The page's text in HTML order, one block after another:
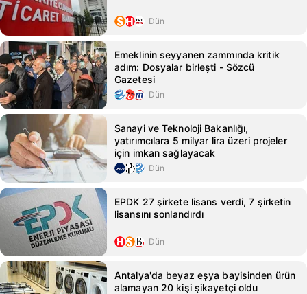
Dün
Emeklinin seyyanen zammında kritik
adım: Dosyalar birleşti - Sözcü
Gazetesi
Dün
Sanayi ve Teknoloji Bakanlığı,
yatırımcılara 5 milyar lira üzeri projeler
için imkan sağlayacak
Dün
EPDK 27 şirkete lisans verdi, 7 şirketin
lisansını sonlandırdı
Dün
Antalya'da beyaz eşya bayisinden ürün
alamayan 20 kişi şikayetçi oldu